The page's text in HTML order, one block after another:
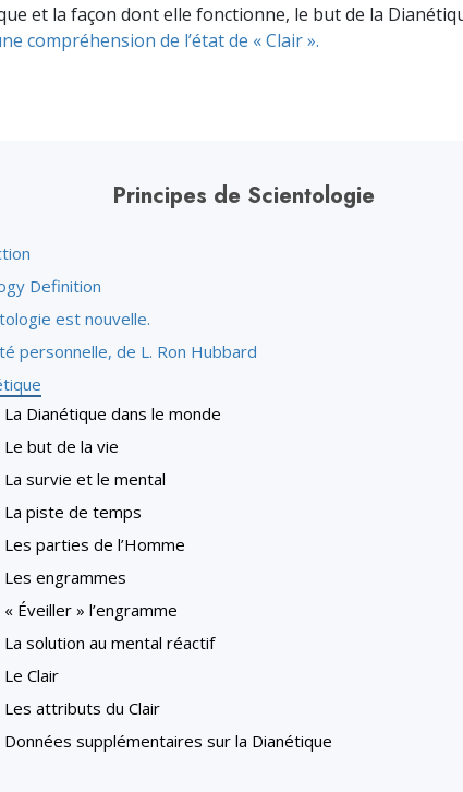
et la façon dont elle fonctionne, le but de la
compréhension de l’état de « Clair ».
Principes de Scientologie
Definition
est nouvelle.
personnelle, de L. Ron Hubbard
La Dianétique dans le monde
Le but de la vie
La survie et le mental
La piste de temps
Les parties de l’Homme
Les engrammes
« Éveiller » l’engramme
La solution au mental réactif
Le Clair
Les attributs du Clair
Données supplémentaires sur la Dianétique